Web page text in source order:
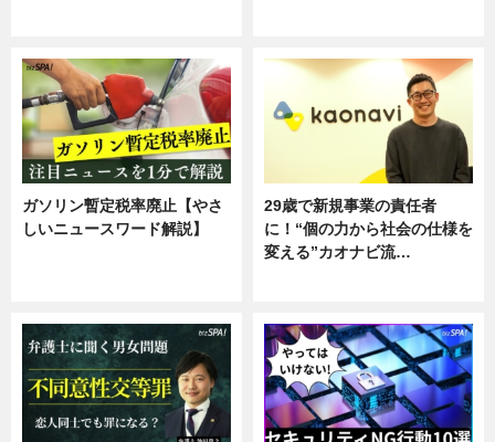
ガソリン暫定税率廃止【やさ
しいニュースワード解説】
29歳で新規事業の責任者
に！“個の力から社会の仕様を
変える”カオナビ流…